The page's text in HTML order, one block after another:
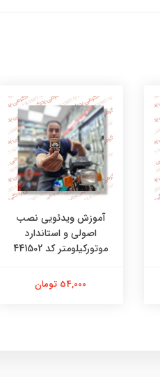
آموزش ویدئویی نصب
اصولی و استاندارد
موتورکیلومتر کد 441502
54,000 تومان